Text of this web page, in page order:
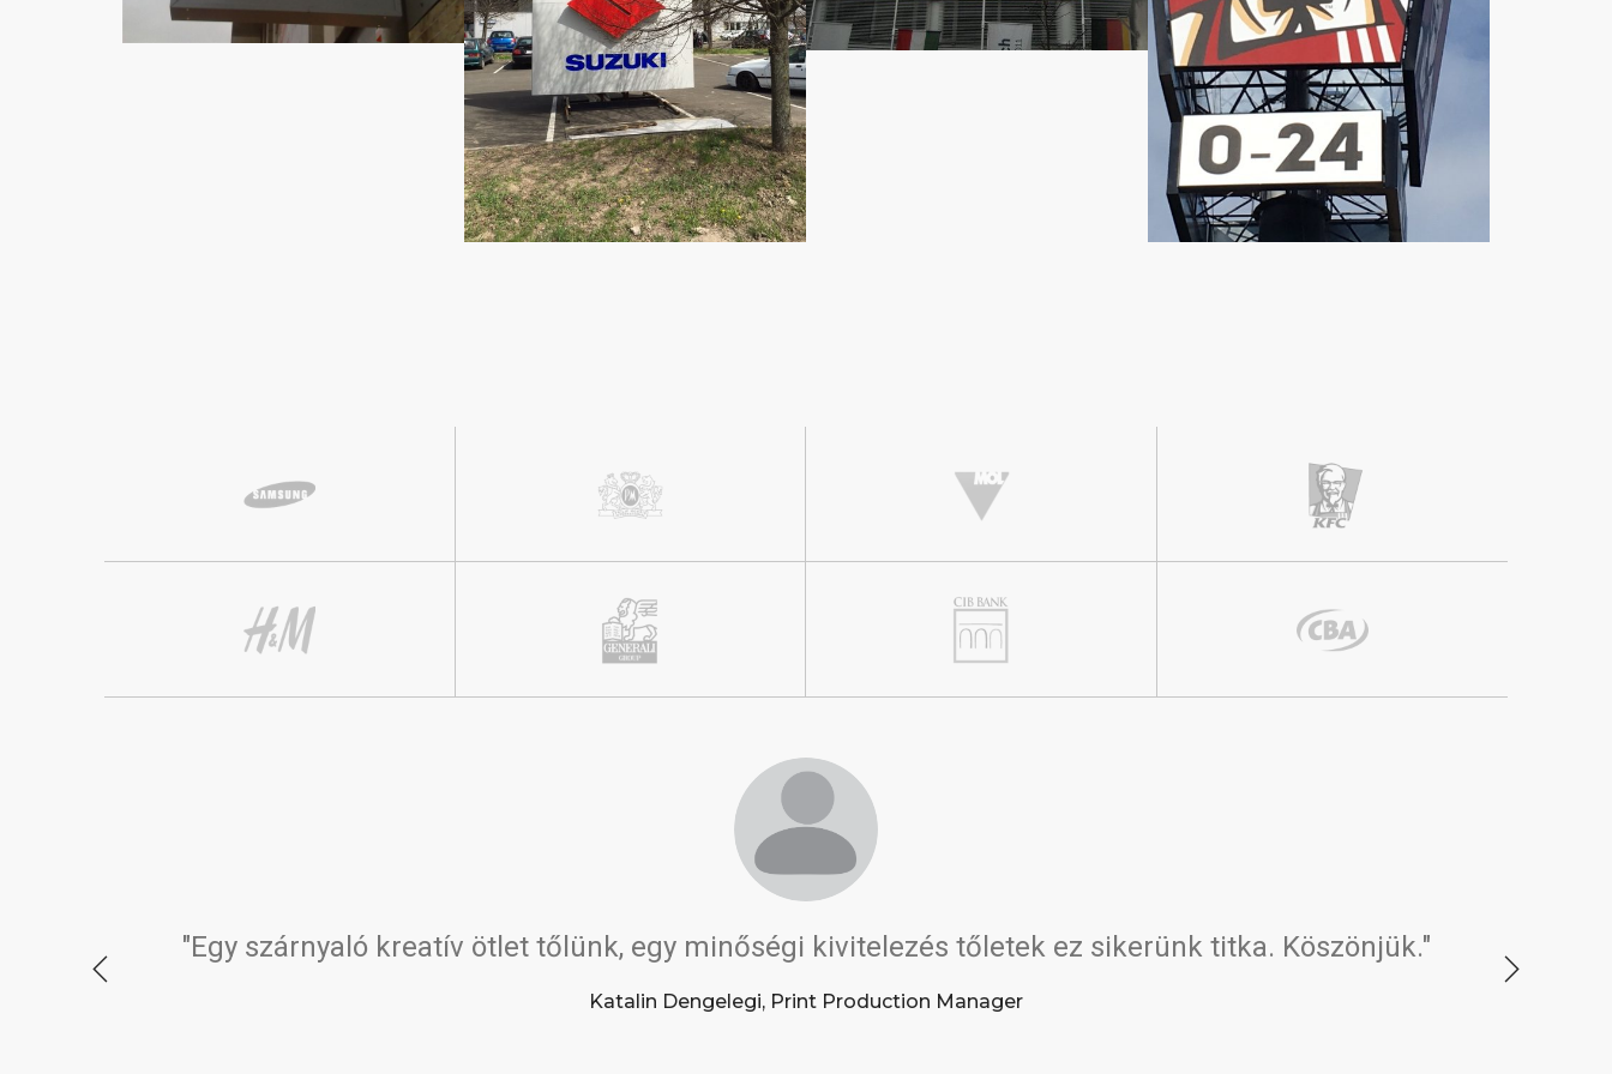
"Egy szárnyaló kreatív ötlet tőlünk, egy minőségi kivitelezés tőletek ez sikerünk titka. Köszönjük."
Katalin Dengelegi, Print Production Manager
"15